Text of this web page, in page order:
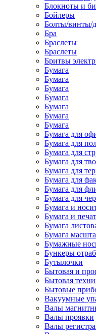
Блокноты и
Бойлеры
Болты/винты/
Бра
Браслеты
Браслеты
Бритвы
Бумага
Бумага
Бумага
Бумага
Бумага
Бумага
Бумага
Бумага для
Бумага для
Бумага для
Бумага для
Бумага для
Бумага для
Бумага для
Бумага для
Бумага и
Бумага и
Бумага
Бумага
Бумажные
Бункеры
Бутылочки
Бытовая и
Бытовая
Бытовые
Вакуумные
Валы
Валы проявки
Валы